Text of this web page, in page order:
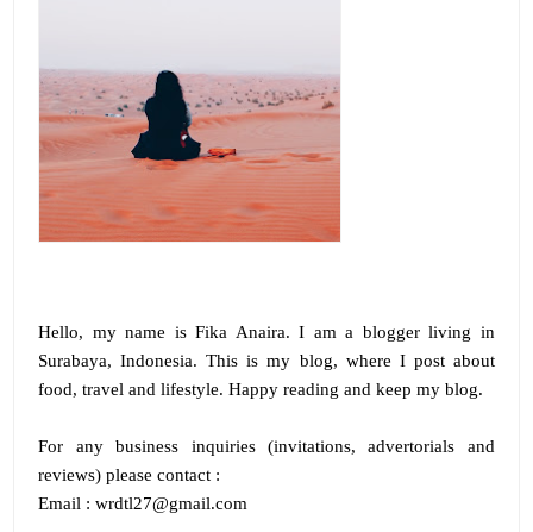
Hello, my name isFika Anaira. I am a blogger living in
Surabaya, Indonesia. This is my blog, where I post about
food, travel and lifestyle. Happy reading and keep my blog.
For any business inquiries (invitations, advertorials and
reviews) please contact :
Email : wrdtl27@gmail.com